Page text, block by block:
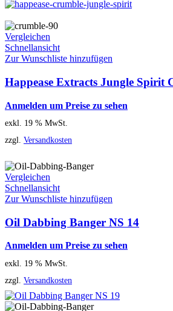
Vergleichen
Schnellansicht
Zur Wunschliste hinzufügen
Happease Extracts Jungle Spirit
Anmelden um Preise zu sehen
exkl. 19 % MwSt.
zzgl. Versandkosten
Vergleichen
Schnellansicht
Zur Wunschliste hinzufügen
Oil Dabbing Banger NS 14
Anmelden um Preise zu sehen
exkl. 19 % MwSt.
zzgl. Versandkosten